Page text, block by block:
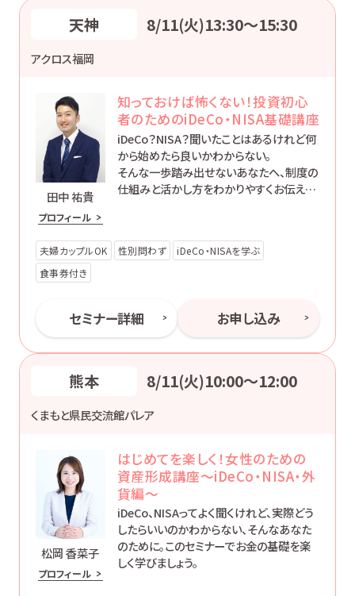
天神 8/11(火)13:30〜15:30
アクロス福岡
田中 祐貴
プロフィール
知っておけば怖くない！投資初心
者のためのiDeCo・NISA基礎講座
iDeCo？NISA？聞いたことはあるけれど何
から始めたら良いかわからない。
そんな一歩踏み出せないあなたへ、制度の
仕組みと活かし方をわかりやすくお伝えし
夫婦カップルOK 性別問わず
iDeCo・NISAを学ぶ
食事券付き
セミナー詳細 お申し込み
熊本 8/11(火)10:00〜12:00
くまもと県民交流館パレア
松岡 香菜子
プロフィール
はじめてを楽しく！女性のための
資産形成講座～iDeCo・NISA・外
貨編～
iDeCo、NISAってよく聞くけれど、実際どう
したらいいのかわからない、そんなあなた
のために。このセミナーでお金の基礎を楽
しく学びましょう。